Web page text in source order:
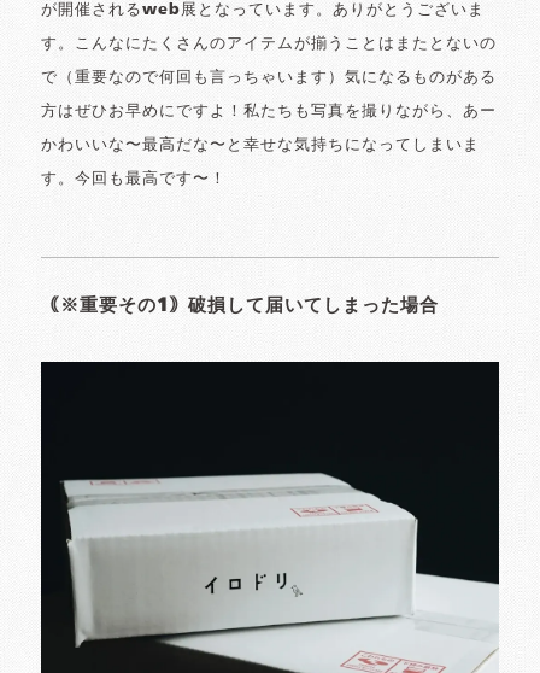
が開催されるweb展となっています。ありがとうございま
す。こんなにたくさんのアイテムが揃うことはまたとないの
で（重要なので何回も言っちゃいます）気になるものがある
方はぜひお早めにですよ！私たちも写真を撮りながら、あー
かわいいな〜最高だな〜と幸せな気持ちになってしまいま
す。今回も最高です〜！
｟※重要その1｠破損して届いてしまった場合